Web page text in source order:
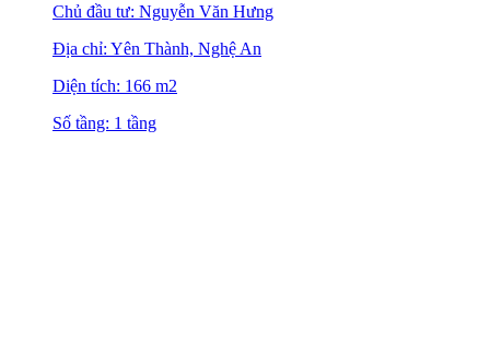
Chủ đầu tư: Nguyễn Văn Hưng
Địa chỉ: Yên Thành, Nghệ An
Diện tích: 166 m2
Số tầng: 1 tầng